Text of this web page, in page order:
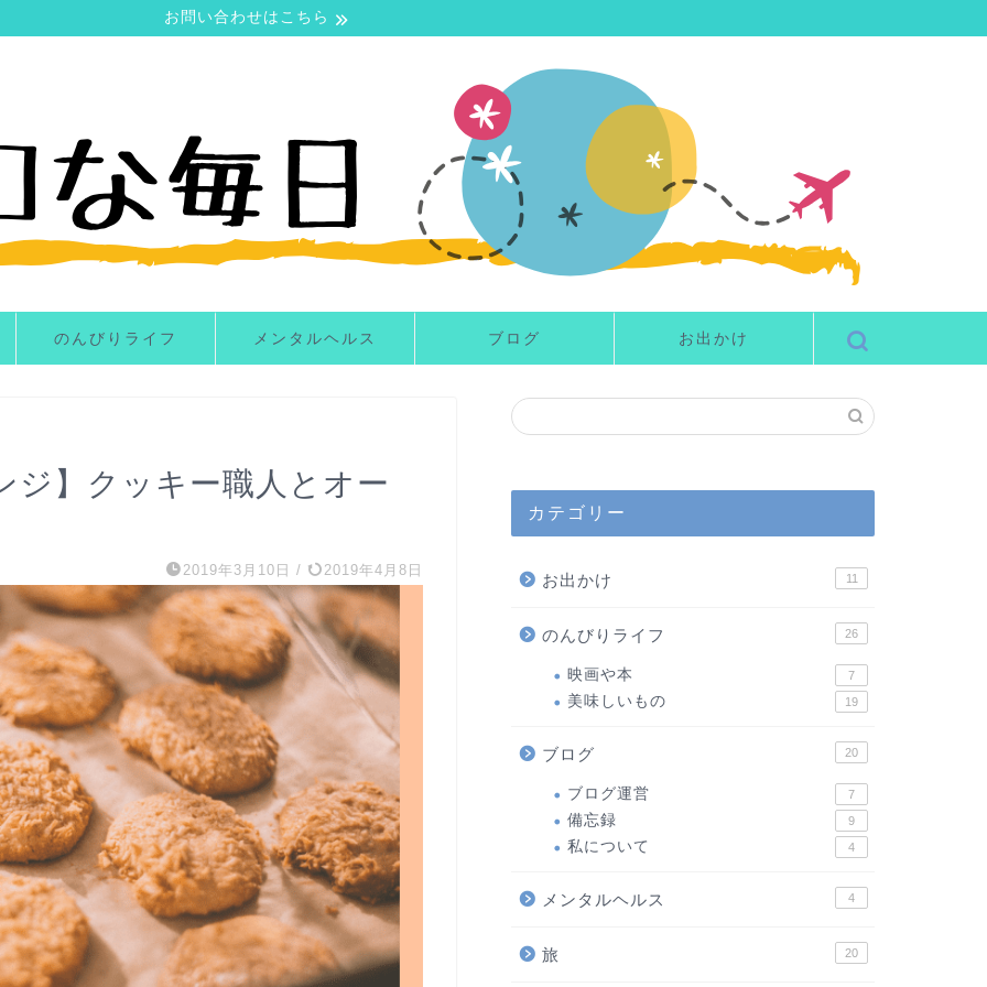
お問い合わせはこちら
のんびりライフ メンタルヘルス ブログ お出かけ
ジ】クッキー職人とオー
2019年3月10日 / 2019年4月8日
カテゴリー
お出かけ 11
のんびりライフ 26
映画や本 7
美味しいもの 19
ブログ 20
ブログ運営 7
備忘録 9
私について 4
メンタルヘルス 4
旅 20